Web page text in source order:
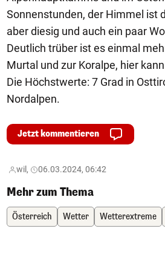
Sonnenstunden, der Himmel ist
aber diesig und auch ein paar
Deutlich trüber ist es einmal
Murtal und zur Koralpe, hier
Die Höchstwerte: 7 Grad in
Nordalpen.
Jetzt kommentieren
wil, 06.03.2024, 06:42
Mehr zum Thema
Österreich Wetter Wetterextreme